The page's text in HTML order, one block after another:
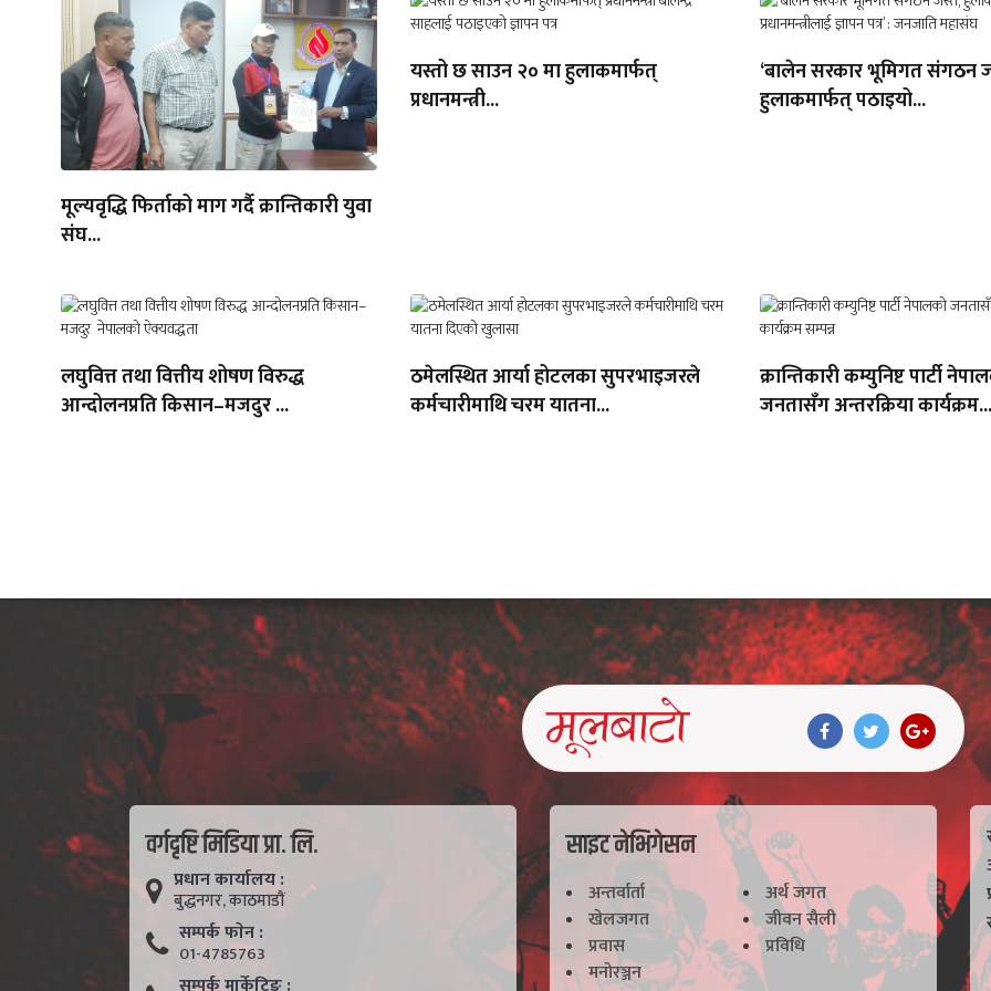
मूल्यवृद्धि फिर्ताको माग गर्दै क्रान्तिकारी युवा
संघ...
यस्तो छ साउन २० मा हुलाकमार्फत्
प्रधानमन्त्री...
‘बालेन सरकार भूमिगत संगठन
हुलाकमार्फत् पठाइयो...
लघुवित्त तथा वित्तीय शोषण विरुद्ध
आन्दोलनप्रति किसान–मजदुर ...
ठमेलस्थित आर्या होटलका सुपरभाइजरले
कर्मचारीमाथि चरम यातना...
क्रान्तिकारी कम्युनिष्ट पार्टी
जनतासँग अन्तरक्रिया कार्यक्रम...
वर्गदृष्टि मिडिया प्रा. लि.
प्रधान कार्यालय :
बुद्धनगर, काठमाडाैं
सम्पर्क फाेन :
01-4785763
साइट नेभिगेसन
अन्तर्वार्ता
अर्थ जगत
खेलजगत
जीवन सैली
प्रवास
प्रविधि
मनोरञ्जन